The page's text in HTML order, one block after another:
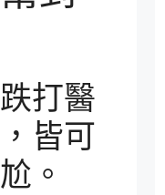
打醫
皆可
。